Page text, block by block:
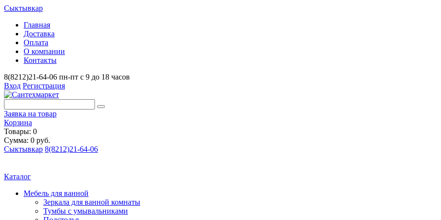
Сыктывкар
Главная
Доставка
Оплата
О компании
Контакты
8(8212)21-64-06 пн-пт с 9 до 18 часов
Вход Регистрация
Заявка на товар
Корзина
Товары: 0
Сумма: 0 руб.
Сыктывкар 8(8212)21-64-06
Каталог
Мебель для ванной
Зеркала для ванной комнаты
Тумбы с умывальниками